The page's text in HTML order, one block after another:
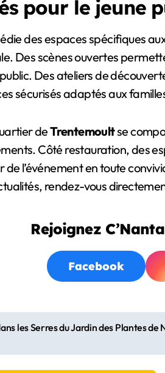
pour le jeune
des espaces spécifiques
Des scènes ouvertes
Des ateliers de
sécurisés adaptés aux
deTrentemoultse
Côté restauration, des
de l’événement en toute
rendez-vous
Rejoignez
Facebook
les Serres du Jardin des Plantes de